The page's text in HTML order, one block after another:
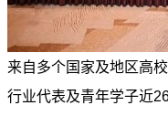
来自多个国家及地区高
行业代表及青年学子近